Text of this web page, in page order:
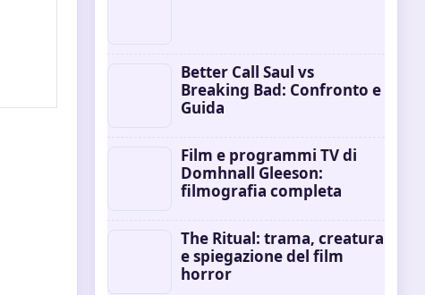
Better Call Saul vs
Breaking Bad: Confronto e
Guida
Film e programmi TV di
Domhnall Gleeson:
filmografia completa
The Ritual: trama, creatura
e spiegazione del film
horror